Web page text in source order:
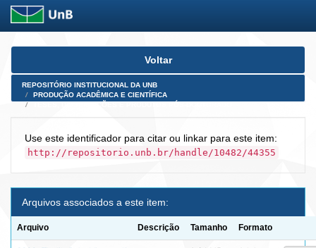
Skip
Voltar
REPOSITÓRIO INSTITUCIONAL DA UNB
PRODUÇÃO ACADÊMICA E CIENTÍFICA
Use este identificador para citar ou linkar para este item:
http://repositorio.unb.br/handle/10482/44355
Arquivos associados a este item:
Arquivo Descrição Tamanho Formato